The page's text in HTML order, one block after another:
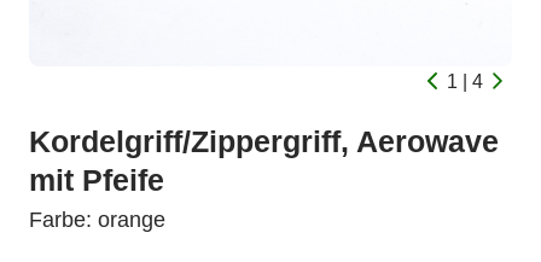
1 | 4
Kordelgriff/Zippergriff, Aerowave
mit Pfeife
Farbe: orange